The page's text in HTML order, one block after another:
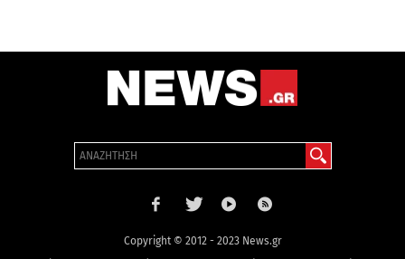
Copyright © 2012 - 2023 News.gr